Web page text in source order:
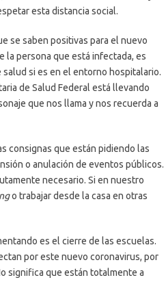
esta distancia social.
se saben positivas para el nuevo
la persona que está infectada, es
si es en el entorno hospitalario.
de Salud Federal está llevando
que nos llama y nos recuerda a
consignas que están pidiendo las
o anulación de eventos públicos.
necesario. Si en nuestro
o trabajar desde la casa en otras
es el cierre de las escuelas.
por este nuevo coronavirus, por
significa que están totalmente a